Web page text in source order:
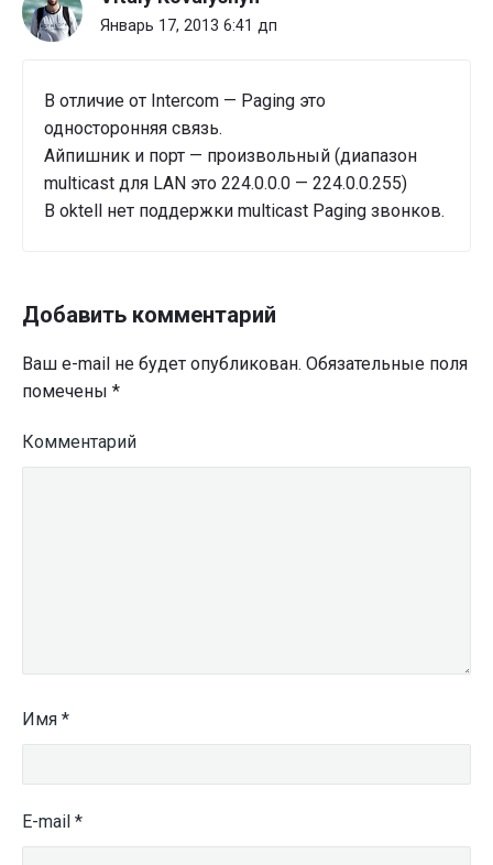
Январь 17, 2013 6:41 дп
В отличие от Intercom — Paging это
односторонняя связь.
Айпишник и порт — произвольный (диапазон
multicast для LAN это 224.0.0.0 — 224.0.0.255)
В oktell нет поддержки multicast Paging звонков.
Добавить комментарий
Ваш e-mail не будет опубликован. Обязательные поля
помечены *
Комментарий
Имя *
E-mail *